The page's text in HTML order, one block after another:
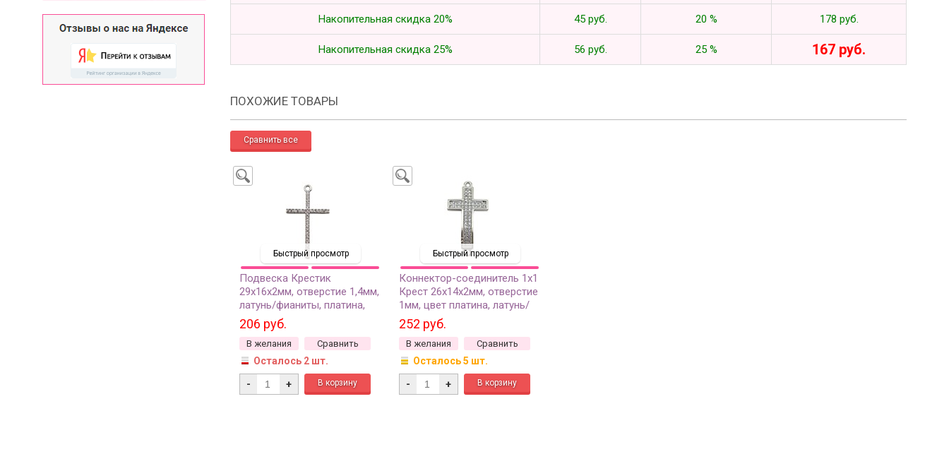
Накопительная скидка 20% 45 руб. 20 % 178 руб.
Накопительная скидка 25% 56 руб. 25 % 167 руб.
ПОХОЖИЕ ТОВАРЫ
Быстрый просмотр
Подвеска Крестик
29х16х2мм, отверстие 1,4мм,
латунь/фианиты, платина,
22-622, 1шт
206 руб.
В желания Сравнить
Осталось 2 шт.
- +
Быстрый просмотр
Коннектор-соединитель 1х1
Крест 26х14х2мм, отверстие
1мм, цвет платина, латунь/
цирконий, 14-383, 1шт
252 руб.
В желания Сравнить
Осталось 5 шт.
- +